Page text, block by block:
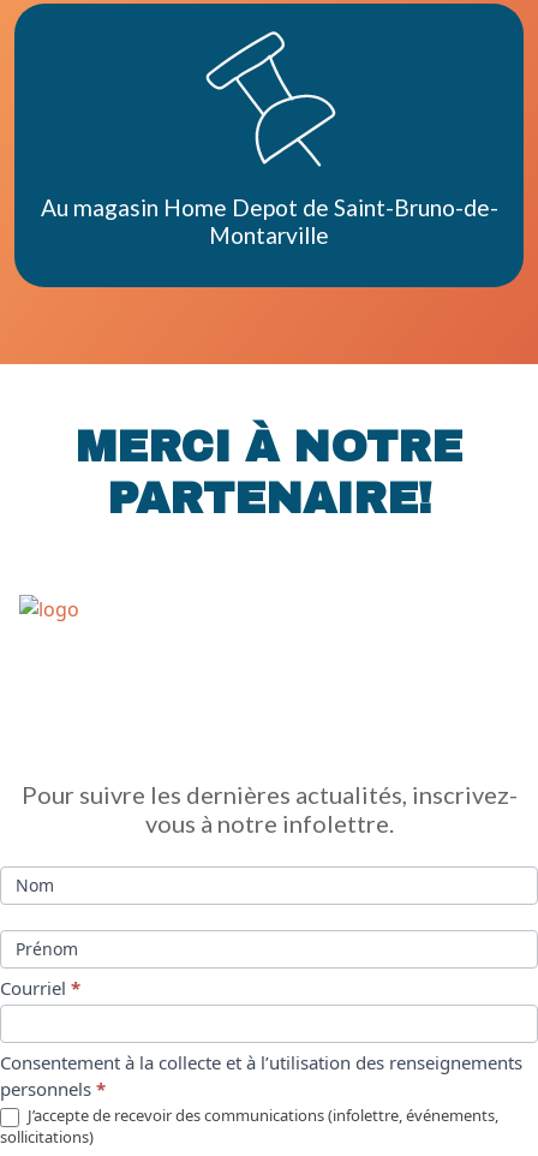
Au magasin Home Depot de Saint-Bruno-de-
Montarville
MERCI À NOTRE
PARTENAIRE!
Infolettre
Pour suivre les dernières actualités, inscrivez-
vous à notre infolettre.
Nom
Prénom
Courriel *
Consentement à la collecte et à l’utilisation des renseignements
personnels *
J’accepte de recevoir des communications (infolettre, événements,
sollicitations)